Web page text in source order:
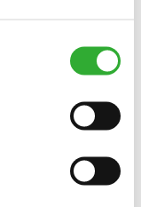
als onderdeel
tussen de